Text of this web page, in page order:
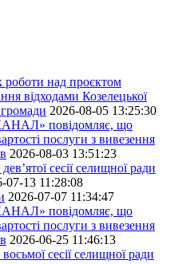
над проєктом
відходами Козелецької
2026-08-05 13:25:30
повідомляє, що
послуги з вивезення
2026-08-03 13:51:23
сесії селищної ради
07-13 11:28:08
2026-07-07 11:34:47
повідомляє, що
послуги з вивезення
2026-06-25 11:46:13
сесії селищної ради